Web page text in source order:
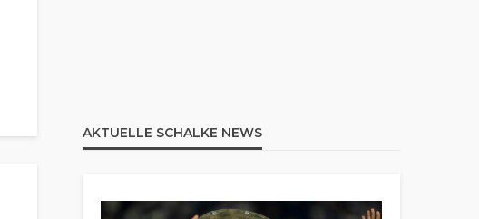
AKTUELLE SCHALKE NEWS